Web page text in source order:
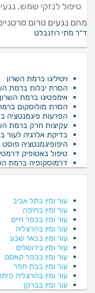
טיפול לנזקי שמש,
מהם נגעים טרום
ד״ר מתי רוזנבלט
ויטיליגו ברמת השרון
הסרת יבלות ברמת
אימפטיגו ברמת השרון
הסרת מולוסקום
הפרעות פיגמנטציה
עקיצות חרק ברמת
בדיקת אלרגיה לעור
היפופיגמנטציה
טיפול באטופיק
דרמוסקופיה ברמת
עור ומין בתל אביב
עור ומין בחיפה
עור ומין בכפר חיים
עור ומין בהרצליה
עור ומין בבאר שבע
עור ומין בירושלים
עור ומין בכפר קאסם
עור ומין בבת חפר
עור ומין בהרצליה
עור ומין בברקן